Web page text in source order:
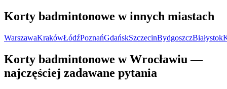
Korty badmintonowe w innych miastach
WarszawaKrakówŁódźPoznańGdańskSzczecinBydgoszczBiałystok
Korty badmintonowe w Wrocławiu —
najczęściej zadawane pytania